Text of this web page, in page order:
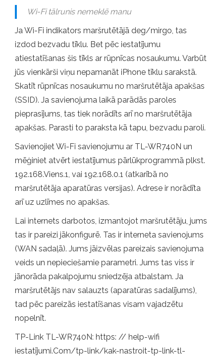
Wi-Fi tālrunis nemeklē manu
Ja Wi-Fi indikators maršrutētājā deg/mirgo, tas
izdod bezvadu tīklu. Bet pēc iestatījumu
atiestatīšanas šis tīkls ar rūpnīcas nosaukumu. Varbūt
jūs vienkārši viņu nepamanāt iPhone tīklu sarakstā.
Skatīt rūpnīcas nosaukumu no maršrutētāja apakšas
(SSID). Ja savienojuma laikā parādās paroles
pieprasījums, tas tiek norādīts arī no maršrutētāja
apakšas. Parasti to paraksta kā tapu, bezvadu paroli.
Savienojiet Wi-Fi savienojumu ar TL-WR740N un
mēģiniet atvērt iestatījumus pārlūkprogrammā plkst.
192.168.Viens.1, vai 192.168.0.1 (atkarībā no
maršrutētāja aparatūras versijas). Adrese ir norādīta
arī uz uzlīmes no apakšas.
Lai internets darbotos, izmantojot maršrutētāju, jums
tas ir pareizi jākonfigurē. Tas ir interneta savienojums
(WAN sadaļā). Jums jāizvēlas pareizais savienojuma
veids un nepieciešamie parametri. Jums tas viss ir
jānorāda pakalpojumu sniedzēja atbalstam. Ja
maršrutētājs nav salauzts (aparatūras sadalījums),
tad pēc pareizās iestatīšanas visam vajadzētu
nopelnīt.
TP-Link TL-WR740N: https: // help-wifi
iestatījumi.Com/tp-link/kak-nastroit-tp-link-tl-